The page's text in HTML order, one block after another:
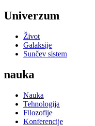
Univerzum
Život
Galaksije
Sunčev sistem
nauka
Nauka
Tehnologija
Filozofije
Konferencije